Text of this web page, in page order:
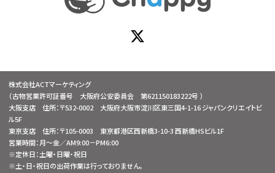
株式会社ACTマーケティング
（古物営業許可証番号 大阪府公安委員会 第621150183222号 ）
大阪支店 住所：〒532-0002 大阪府大阪市淀川区東三国4-1-16 ジャパンクリエイトビ
ル5F
東京支店 住所：〒105-0003 東京都港区西新橋3-10-3 西新橋HSビル1F
営業時間：月～金／AM9:00－PM6:00
※定休日：土曜・日曜・祝日
※土・日・祝日の出荷作業は行っておりません。